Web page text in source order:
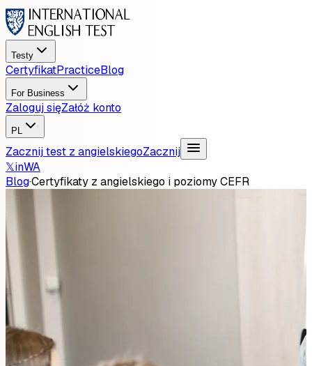
Testy
CertyfikatPracticeBlog
For Business
Zaloguj sięZałóż konto
PL
Zacznij test z angielskiegoZacznij
𝕏inWA
Blog·Certyfikaty z angielskiego i poziomy CEFR